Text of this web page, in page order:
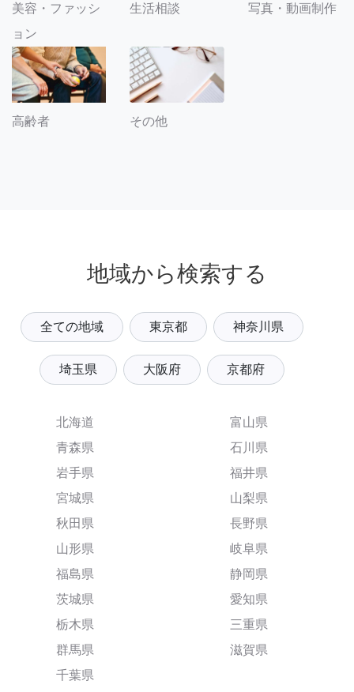
美容・ファッシ
ョン
生活相談 写真・動画制作
高齢者 その他
地域から検索する
全ての地域 東京都 神奈川県
埼玉県 大阪府 京都府
北海道
青森県
岩手県
宮城県
秋田県
山形県
福島県
茨城県
栃木県
群馬県
千葉県
富山県
石川県
福井県
山梨県
長野県
岐阜県
静岡県
愛知県
三重県
滋賀県